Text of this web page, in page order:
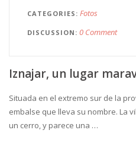
CATEGORIES Fotos
DISCUSSION 0 Comment
Iznajar, un lugar
Situada en el extremo sur de la
embalse que lleva su nombre. La
un cerro, y parece una …